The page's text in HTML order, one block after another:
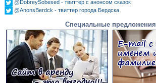
@DobreySobesed - твиттер с анонсом сказок
@AnonsBerdck - твиттер города Бердска
Специальные предложения